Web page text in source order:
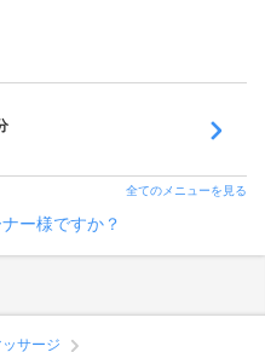
全てのメニューを見る
ー様ですか？
ッサージ